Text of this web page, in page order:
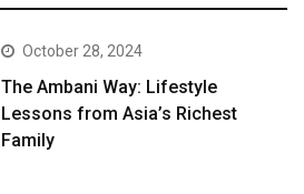
October 28, 2024
The Ambani Way: Lifestyle
Lessons from Asia’s Richest
Family